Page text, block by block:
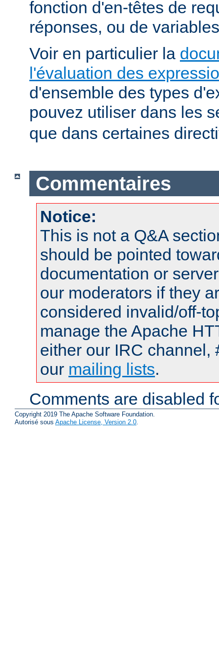
fonction d'en-têtes de
réponses, ou de
Voir en particulier la
l'évaluation des
d'ensemble des types
pouvez utiliser dans les
que dans certaines
Commentaires
Notice:
This is not a Q&A
should be pointed
documentation or
our moderators if they
considered invalid/off-
manage the Apache
either our IRC channel,
our mailing lists.
Comments are disabled
Copyright 2019 The Apache Software Foundation.
Autorisé sous Apache License, Version 2.0.